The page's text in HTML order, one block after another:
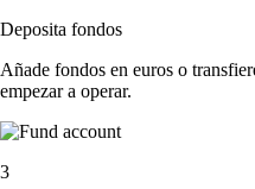
Deposita fondos
Añade fondos en euros o
empezar a operar.
3